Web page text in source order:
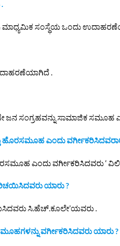
ಮಾಧ್ಯಮಿಕ ಸಂಸ್ಥೆಯ ಒಂದು
.
ಜನ ಸಂಗ್ರಹವನ್ನು ಸಾಮಾಜಿಕ ಸಮೂಹ
ಎಂದು
ಎಂದು ವರ್ಗೀಕರಿಸಿದವರು ‘
ಯಾರು ?
ಸಿ.ಹೆಚ್.ಕೂಲೇ’ಯವರು .
ವರ್ಗೀಕರಿಸಿದವರು ಯಾರು ?